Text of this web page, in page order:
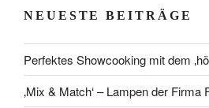
NEUESTE BEITRÄGE
Perfektes Showcooking mit dem
‚Mix & Match‘ – Lampen der Firma